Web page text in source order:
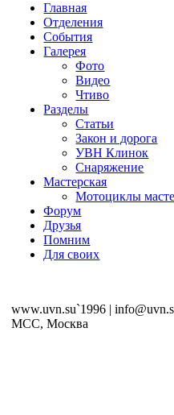
Главная
Отделения
События
Галерея
Фото
Видео
Чтиво
Разделы
Статьи
Закон и дорога
УВН Клинок
Снаряжение
Мастерская
Мотоциклы
Форум
Друзья
Помним
Для своих
www.uvn.su`1996 |
MCC, Москва